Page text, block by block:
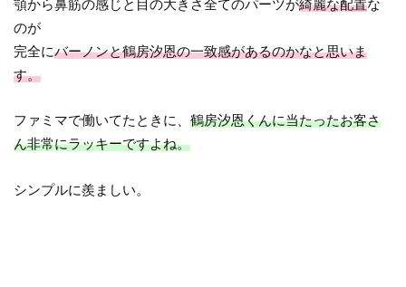
顎から鼻筋の感じと目の大きさ全てのパーツが綺麗な配置な
のが
完全にバーノンと鶴房汐恩の一致感があるのかなと思いま
す。
ファミマで働いてたときに、鶴房汐恩くんに当たったお客さ
ん非常にラッキーですよね。
シンプルに羨ましい。